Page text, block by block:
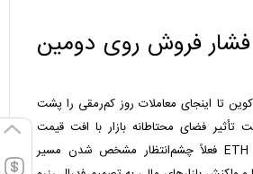
فشار فروش روی دومین
تا اینجای معاملات روز کم‌رمقی را پشت
فضای محتاطانه بازار با افت قیمت
مواجه شد. معامله‌گران ETH فعلاً چشم‌انتظار مشخص شدن مسیر